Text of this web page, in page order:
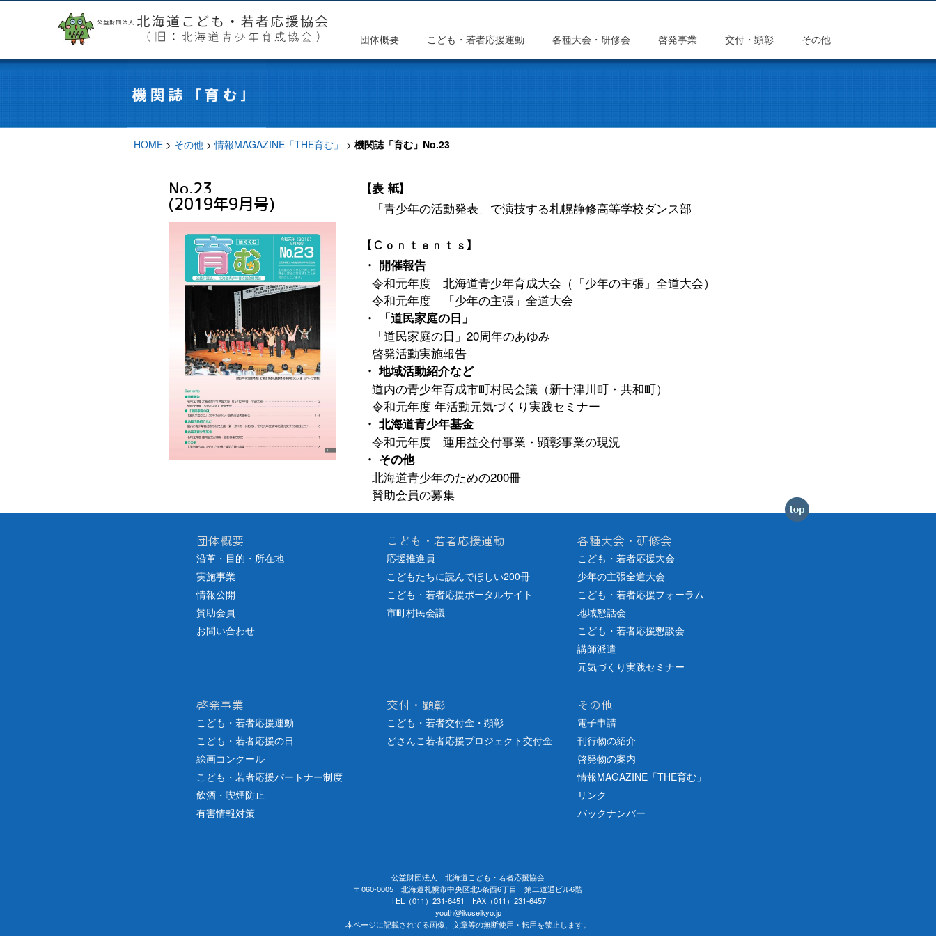
団体概要 こども・若者応援運動 各種大会・研修会 啓発事業 交付・顕彰 その他
HOME > その他 >情報MAGAZINE「THE育む」 > 機関誌「育む」No.23
No.23
(2019年9月号)
【表 紙】
「青少年の活動発表」で演技する札幌静修高等学校ダンス部
【Ｃｏｎｔｅｎｔｓ】
・ 開催報告
令和元年度 北海道青少年育成大会（「少年の主張」全道大会）
令和元年度 「少年の主張」全道大会
・ 「道民家庭の日」
「道民家庭の日」20周年のあゆみ
啓発活動実施報告
・ 地域活動紹介など
道内の青少年育成市町村民会議（新十津川町・共和町）
令和元年度 年活動元気づくり実践セミナー
・ 北海道青少年基金
令和元年度 運用益交付事業・顕彰事業の現況
・ その他
北海道青少年のための200冊
賛助会員の募集
団体概要
沿革・目的・所在地
実施事業
情報公開
賛助会員
お問い合わせ
こども・若者応援運動
応援推進員
こどもたちに読んでほしい200冊
こども・若者応援ポータルサイト
市町村民会議
各種大会・研修会
こども・若者応援大会
少年の主張全道大会
こども・若者応援フォーラム
地域懇話会
こども・若者応援懇談会
講師派遣
元気づくり実践セミナー
啓発事業
こども・若者応援運動
こども・若者応援の日
絵画コンクール
こども・若者応援パートナー制度
飲酒・喫煙防止
有害情報対策
交付・顕彰
こども・若者交付金・顕彰
どさんこ若者応援プロジェクト交付金
その他
電子申請
刊行物の紹介
啓発物の案内
情報MAGAZINE「THE育む」
リンク
バックナンバー
公益財団法人 北海道こども・若者応援協会
〒060-0005 北海道札幌市中央区北5条西6丁目 第二道通ビル6階
TEL（011）231-6451 FAX（011）231-6457
youth@ikuseikyo.jp
本ページに記載されてる画像、文章等の無断使用・転用を禁止します。